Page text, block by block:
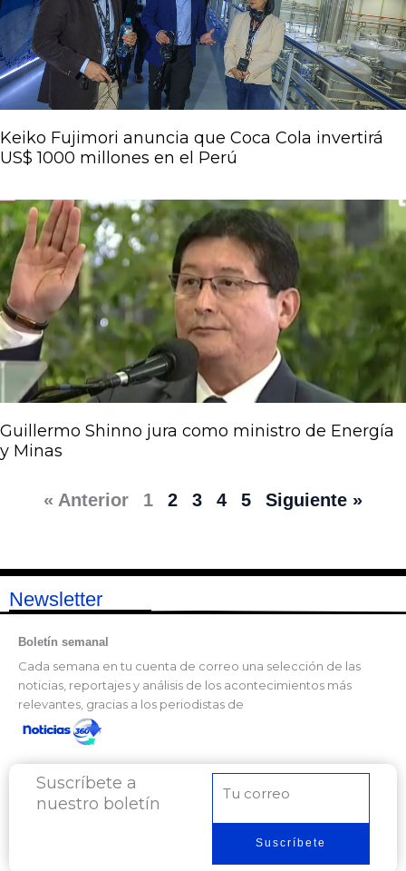
Keiko Fujimori anuncia que Coca Cola invertirá
US$ 1000 millones en el Perú
Guillermo Shinno jura como ministro de Energía
y Minas
« Anterior 1 2 3 4 5 Siguiente »
Newsletter
Boletín semanal
Cada semana en tu cuenta de correo una selección de las
noticias, reportajes y análisis de los acontecimientos más
relevantes, gracias a los periodistas de
Suscríbete a
nuestro boletín
electrónico
Suscríbete